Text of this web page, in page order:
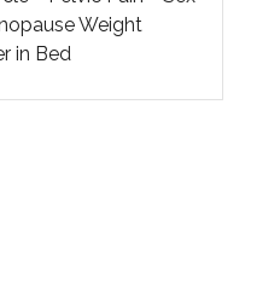
Weight
in Bed